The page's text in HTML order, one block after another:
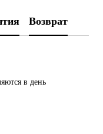
Возврат
в день